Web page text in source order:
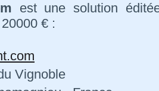
est une solution
€ :
Vignoble